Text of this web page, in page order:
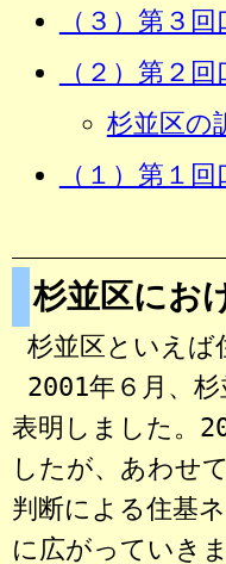
（３）第３
（２）第２
杉並区の
（１）第１
杉並区にお
杉並区といえば
2001年６月、
表明しました。
したが、あわせ
判断による住基
に広がっていき